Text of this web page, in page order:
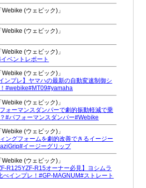
(ウェビック)」
(ウェビック)」
(ウェビック)」
ベントレポート
(ウェビック)」
ンプレ】ヤマハの最新の自動変速制御シ
#webike#MT09#yamaha
(ウェビック)」
ォーマンスダンパーで劇的振動軽減で乗
#パフォーマンスダンパー#Webike
(ウェビック)」
ングフォームを劇的改善できるイージー
イージーグリップ
(ウェビック)」
R125YZF-R15オーナー必見】ヨシムラ
べインプレ！#GP-MAGNUM#ストレート